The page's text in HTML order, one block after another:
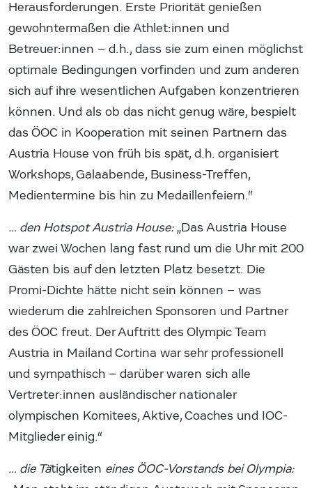
Herausforderungen. Erste Priorität genießen
gewohntermaßen die Athlet:innen und
Betreuer:innen – d.h., dass sie zum einen möglichst
optimale Bedingungen vorfinden und zum anderen
sich auf ihre wesentlichen Aufgaben konzentrieren
können. Und als ob das nicht genug wäre, bespielt
das ÖOC in Kooperation mit seinen Partnern das
Austria House von früh bis spät, d.h. organisiert
Workshops, Galaabende, Business-Treffen,
Medientermine bis hin zu Medaillenfeiern.“
… den Hotspot Austria House:„Das Austria House
war zwei Wochen lang fast rund um die Uhr mit 200
Gästen bis auf den letzten Platz besetzt. Die
Promi-Dichte hätte nicht sein können – was
wiederum die zahlreichen Sponsoren und Partner
des ÖOC freut. Der Auftritt des Olympic Team
Austria in Mailand Cortina war sehr professionell
und sympathisch – darüber waren sich alle
Vertreter:innen ausländischer nationaler
olympischen Komitees, Aktive, Coaches und IOC-
Mitglieder einig.“
… die Tätigkeiten eines ÖOC-Vorstands bei Olympia: